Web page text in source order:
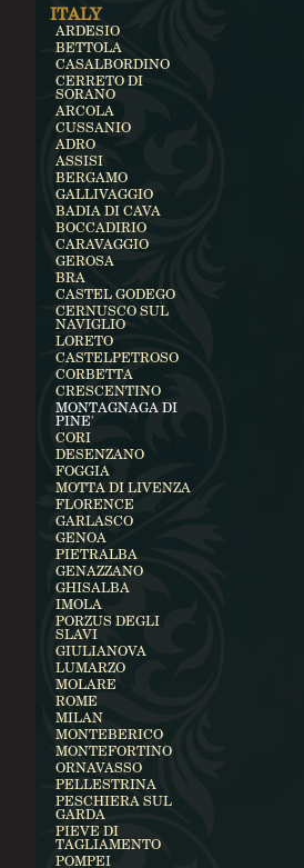
ITALY
ARDESIO
BETTOLA
CASALBORDINO
CERRETO DI
SORANO
ARCOLA
CUSSANIO
ADRO
ASSISI
BERGAMO
GALLIVAGGIO
BADIA DI CAVA
BOCCADIRIO
CARAVAGGIO
GEROSA
BRA
CASTEL GODEGO
CERNUSCO SUL
NAVIGLIO
LORETO
CASTELPETROSO
CORBETTA
CRESCENTINO
MONTAGNAGA DI
PINE'
CORI
DESENZANO
FOGGIA
MOTTA DI LIVENZA
FLORENCE
GARLASCO
GENOA
PIETRALBA
GENAZZANO
GHISALBA
IMOLA
PORZUS DEGLI
SLAVI
GIULIANOVA
LUMARZO
MOLARE
ROME
MILAN
MONTEBERICO
MONTEFORTINO
ORNAVASSO
PELLESTRINA
PESCHIERA SUL
GARDA
PIEVE DI
TAGLIAMENTO
POMPEI